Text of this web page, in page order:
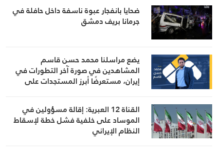
ضحايا بانفجار عبوة ناسفة داخل حافلة في
جرمانا بريف دمشق
يضع مراسلنا محمد حسن قاسم
المشاهدين في صورة آخر التطورات في
إيران، مستعرضًا أبرز المستجدات على
المواقف الرسمية وأبرز التطورات ذات
الصلة بالشأنين الداخلي والإقليمي
القناة 12 العبرية: إقالة مسؤولين في
الموساد على خلفية فشل خطة لإسقاط
النظام الإيراني